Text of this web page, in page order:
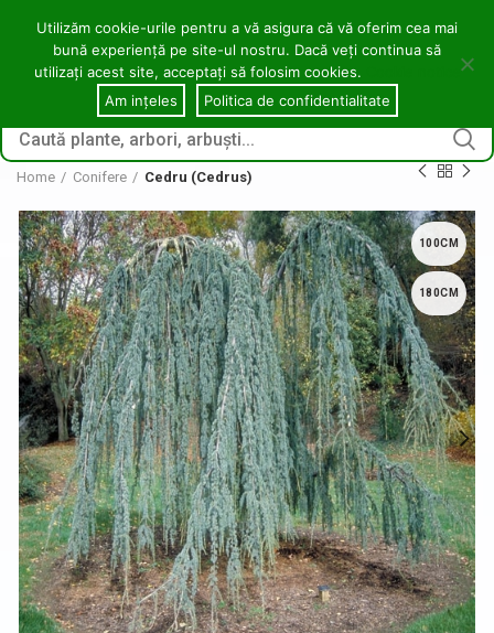
contact@copacei.ro 0746 772 559 Aleea Freziilor, Zalău
0 CONECTARE /
Home Conifere Cedru (Cedrus)
100CM
180CM
Utilizăm cookie-urile pentru a vă asigura că vă oferim cea mai
bună experiență pe site-ul nostru. Dacă veți continua să
utilizați acest site, acceptați să folosim cookies.
Am ințeles
Politica de confidentialitate